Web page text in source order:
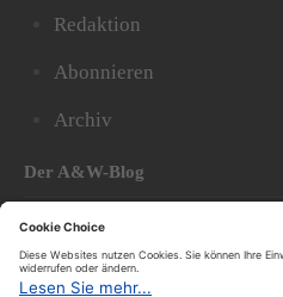
Redaktion
Abonnieren
Archiv
Der A&W-Blog
DerA&W-Blog
hat sich in den vergangenen